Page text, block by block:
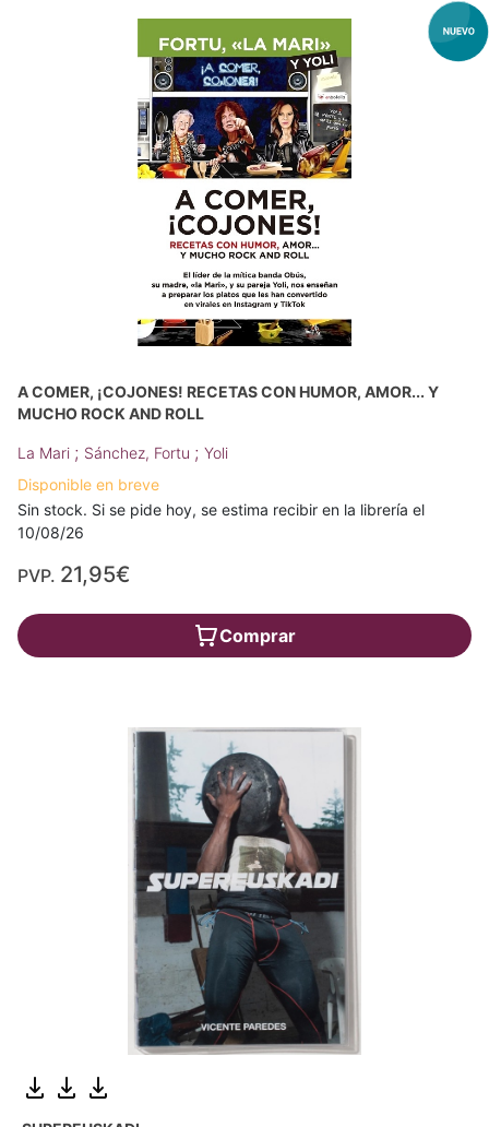
A COMER, ¡COJONES! RECETAS CON HUMOR, AMOR... Y
MUCHO ROCK AND ROLL
La Mari ; Sánchez, Fortu ; Yoli
Disponible en breve
Sin stock. Si se pide hoy, se estima recibir en la librería el
10/08/26
PVP. 21,95€
Comprar